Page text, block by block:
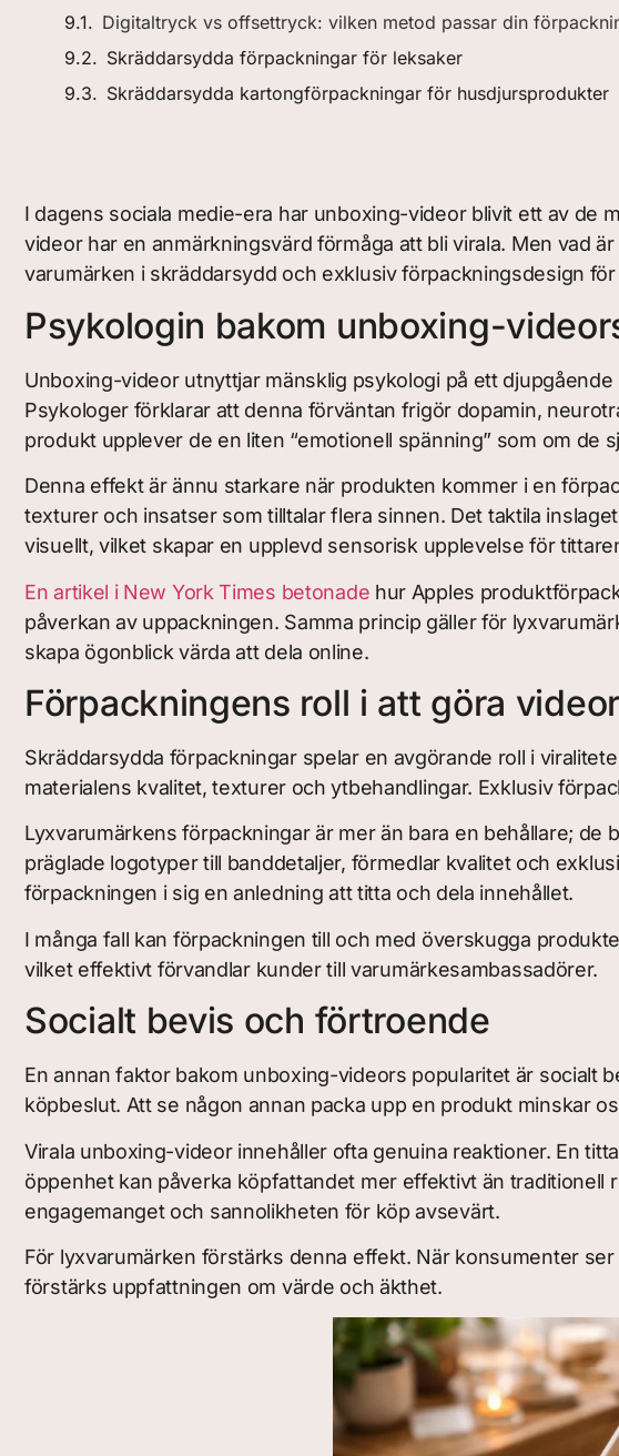
Digitaltryck vs offsettryck: vilken metod passar din
Skräddarsydda förpackningar för leksaker
Skräddarsydda kartongförpackningar för husdjursprodukter
I dagens sociala medie-era har unboxing-videor blivit ett av de
videor har en anmärkningsvärd förmåga att bli virala. Men vad
varumärken i skräddarsydd och exklusiv förpackningsdesign
Psykologin bakom unboxing-
Unboxing-videor utnyttjar mänsklig psykologi på ett
Psykologer förklarar att denna förväntan frigör dopamin,
produkt upplever de en liten “emotionell spänning” som om de
Denna effekt är ännu starkare när produkten kommer i en
texturer och insatser som tilltalar flera sinnen. Det taktila
visuellt, vilket skapar en upplevd sensorisk upplevelse för
En artikel i New York Times betonade hur Apples
påverkan av uppackningen. Samma princip gäller för
skapa ögonblick värda att dela online.
Förpackningens roll i att göra
Skräddarsydda förpackningar spelar en avgörande roll i
materialens kvalitet, texturer och ytbehandlingar. Exklusiv
Lyxvarumärkens förpackningar är mer än bara en behållare;
präglade logotyper till banddetaljer, förmedlar kvalitet och
förpackningen i sig en anledning att titta och dela innehållet.
I många fall kan förpackningen till och med överskugga
vilket effektivt förvandlar kunder till varumärkesambassadörer.
Socialt bevis och förtroende
En annan faktor bakom unboxing-videors popularitet är socialt
köpbeslut. Att se någon annan packa upp en produkt minskar
Virala unboxing-videor innehåller ofta genuina reaktioner. En
öppenhet kan påverka köpfattandet mer effektivt än traditionell
engagemanget och sannolikheten för köp avsevärt.
För lyxvarumärken förstärks denna effekt. När konsumenter
förstärks uppfattningen om värde och äkthet.